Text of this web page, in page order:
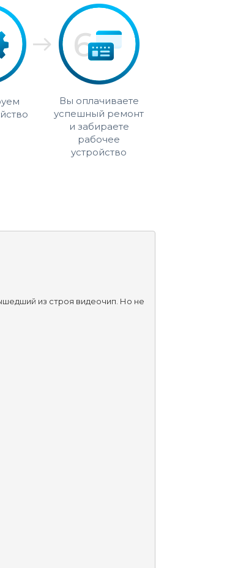
Вы оплачиваете
успешный ремонт
и забираете
рабочее
устройство
из строя видеочип. Но не